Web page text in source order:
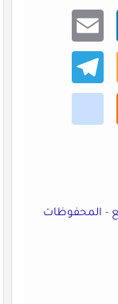
Email
Teleg
ram
-المحفوظات